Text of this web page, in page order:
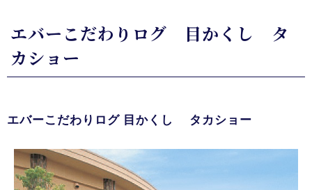
エバーこだわりログ 目かくし タ
カショー
エバーこだわりログ 目かくし タカショー